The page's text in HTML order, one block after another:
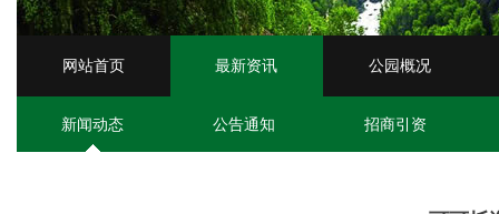
网站首页 最新资讯 公园概况
新闻动态 公告通知 招商引资